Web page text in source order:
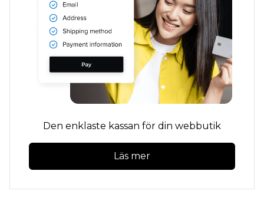
Den enklaste kassan för din webbutik
Läs mer